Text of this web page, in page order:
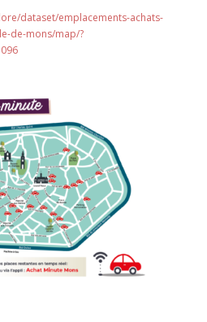
dataset/emplacements-achats-
de-mons/map/?